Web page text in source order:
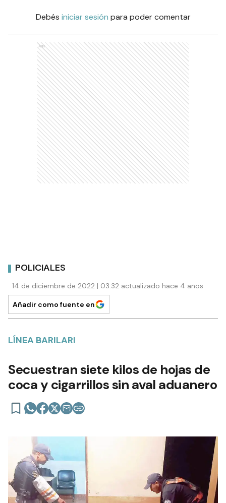
Debés iniciar sesión para poder comentar
Ads
POLICIALES
14 de diciembre de 2022 | 03:32 actualizado hace 4 años
Añadir como fuente en
LÍNEA BARILARI
Secuestran siete kilos de hojas de
coca y cigarrillos sin aval aduanero